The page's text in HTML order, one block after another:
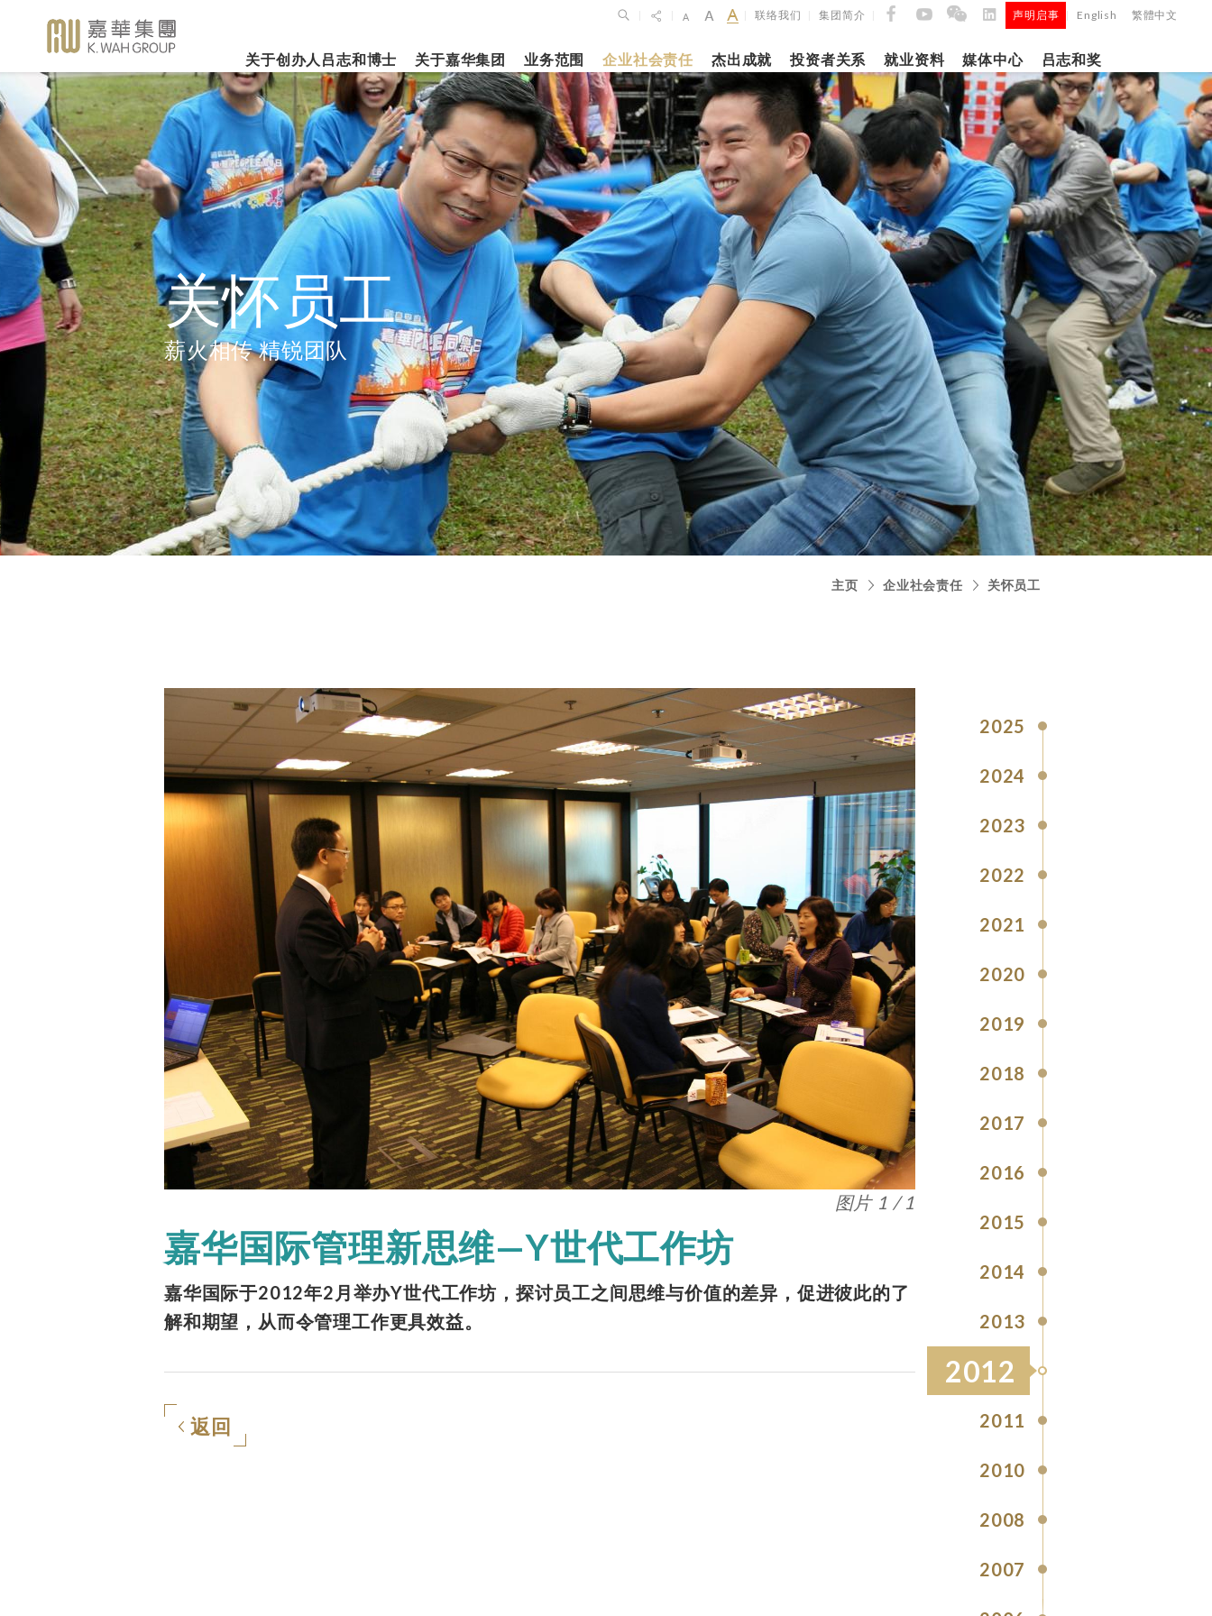
联络我们 集团简介 声明启事 English 繁體中文
关于创办人吕志和博士
事业里程
详细履历
关于嘉华集团
集团简介
嘉华故事
创办人吕志和博士简介
管理层
业务范围
业务概览
房地产 娱乐休闲 酒店 建筑材料
企业社会责任
企业社会责任
乐助社群
环境保护
支持教育
推广文康
关怀员工
环境、社会及管治报告
新闻焦点
2023年10月19日
上海交通大学「吕
志和科学园」正式
揭幕
更多内容
杰出成就 投资者关系
嘉华国际集团有限公司
（股份代号：00173）
银河娱乐集团有限公司
（股份代号：00027）
投资者联系
就业资料
企业文化
事业发展
工作与生活平衡
职位空缺
媒体中心
深切怀念吕志和
博士 - 消息发布
「一嘉人」专栏
新闻稿
《嘉天下通讯》
及专题故事
影片库
图片库
媒体查询
新闻焦点
2026年3月27日
嘉华国际公布2025年全年
业绩业务维持平稳发展
更多内容
2026年2月26日
银娱公布2025年第四季度
及全年业绩
更多内容
吕志和奖
关怀员工
薪火相传 精锐团队
主页 企业社会责任 关怀员工
2025
2024
2023
2022
2021
2020
2019
2018
2017
2016
2015
2014
2013
2012
2011
2010
2008
2007
图片 1 / 1
嘉华国际管理新思维—Y世代工作坊
嘉华国际于2012年2月举办Y世代工作坊，探讨员工之间思维与价值的差异，促进彼此的了
解和期望，从而令管理工作更具效益。
返回